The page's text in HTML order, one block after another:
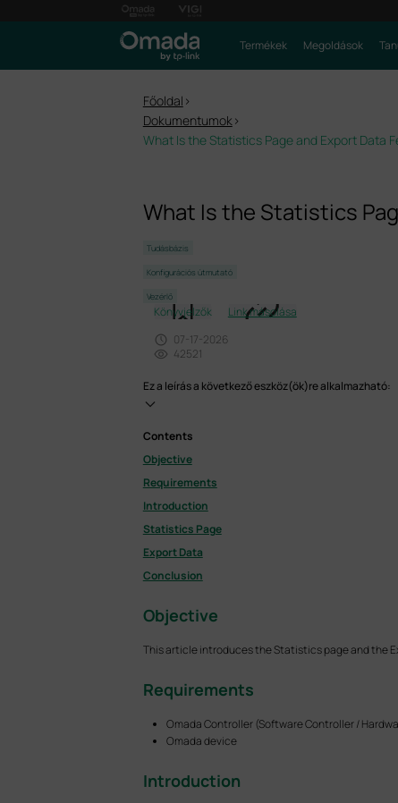
Termékek Megoldások
Főoldal >
Dokumentumok>
What Is the Statistics Page and Export Data
What Is the Statistics
Tudásbázis
Konfigurációs útmutató
Vezérlő
Könyvjelzők
Link másolása
07-17-2026
42521
Ez a leírás a következő eszköz(ök)re alkalmazható:
Contents
Objective
Requirements
Introduction
Statistics Page
Export Data
Conclusion
Objective
This article introduces the Statistics page and the
Requirements
Omada Controller (Software Controller /
Omada device
Introduction